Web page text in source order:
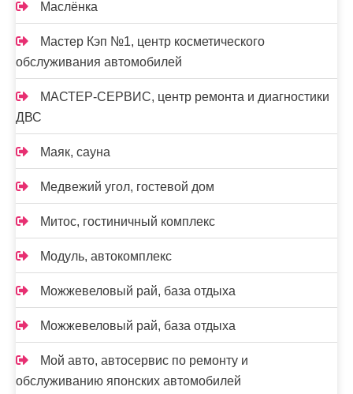
Маслёнка
Мастер Кэп №1, центр косметического
обслуживания автомобилей
МАСТЕР-СЕРВИС, центр ремонта и диагностики
ДВС
Маяк, сауна
Медвежий угол, гостевой дом
Митос, гостиничный комплекс
Модуль, автокомплекс
Можжевеловый рай, база отдыха
Можжевеловый рай, база отдыха
Мой авто, автосервис по ремонту и
обслуживанию японских автомобилей